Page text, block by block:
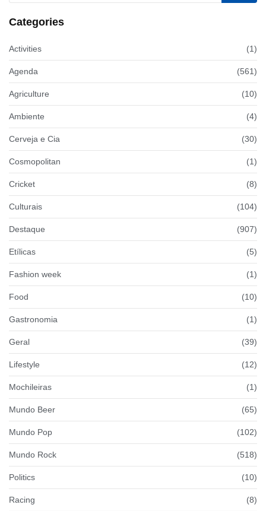
Categories
Activities (1)
Agenda (561)
Agriculture (10)
Ambiente (4)
Cerveja e Cia (30)
Cosmopolitan (1)
Cricket (8)
Culturais (104)
Destaque (907)
Etílicas (5)
Fashion week (1)
Food (10)
Gastronomia (1)
Geral (39)
Lifestyle (12)
Mochileiras (1)
Mundo Beer (65)
Mundo Pop (102)
Mundo Rock (518)
Politics (10)
Racing (8)